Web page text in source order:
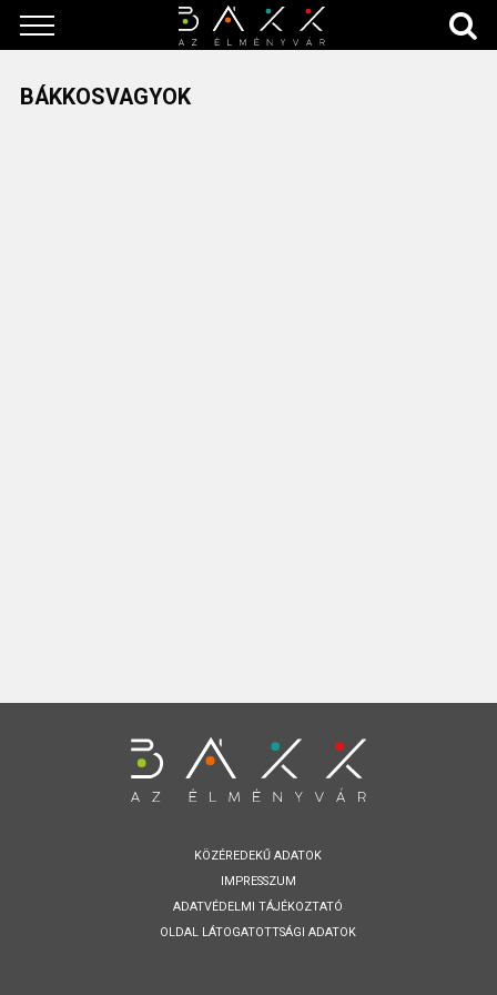
BÁKKOSVAGYOK
KÖZÉREDEKŰ ADATOK
IMPRESSZUM
ADATVÉDELMI TÁJÉKOZTATÓ
OLDAL LÁTOGATOTTSÁGI ADATOK